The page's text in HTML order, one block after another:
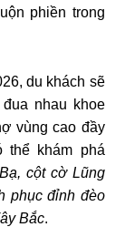
phiền trong
, du khách sẽ
nhau khoe
vùng cao đầy
thể khám phá
cột cờ Lũng
phục đỉnh đèo
Bắc.